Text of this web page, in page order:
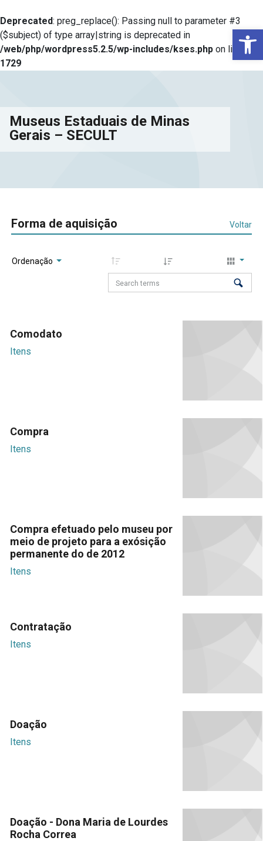
Deprecated: preg_replace(): Passing null to parameter #3
($subject) of type array|string is deprecated in
/web/php/wordpress5.2.5/wp-includes/kses.php on line
1729
Museus Estaduais de Minas
Gerais – SECULT
Forma de aquisição Voltar
Ordenação
Comodato
Itens
Compra
Itens
Compra efetuado pelo museu por
meio de projeto para a exósição
permanente do de 2012
Itens
Contratação
Itens
Doação
Itens
Doação - Dona Maria de Lourdes
Rocha Correa